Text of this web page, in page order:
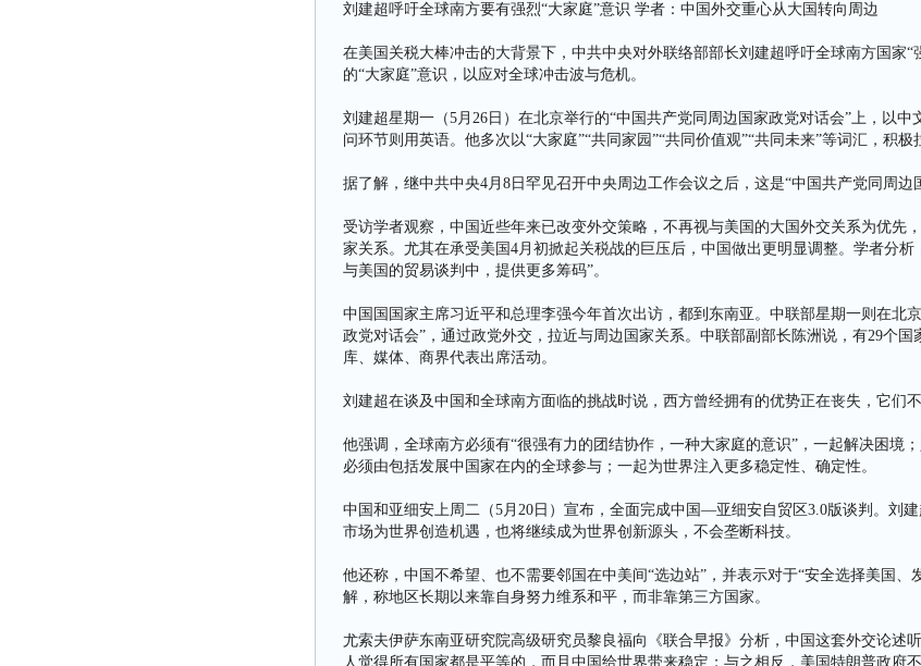
刘建超呼吁全球南方要有强烈“大家庭”意识 学者：中国外交重心从大国转向周边
在美国关税大棒冲击的大背景下，中共中央对外联络部部长刘建超呼吁全球南方国家“
的“大家庭”意识，以应对全球冲击波与危机。
刘建超星期一（5月26日）在北京举行的“中国共产党同周边国家政党对话会”上，以中
问环节则用英语。他多次以“大家庭”“共同家园”“共同价值观”“共同未来”等词汇，积极
据了解，继中共中央4月8日罕见召开中央周边工作会议之后，这是“中国共产党同周边
受访学者观察，中国近些年来已改变外交策略，不再视与美国的大国外交关系为优先
家关系。尤其在承受美国4月初掀起关税战的巨压后，中国做出更明显调整。学者分析
与美国的贸易谈判中，提供更多筹码”。
中国国国家主席习近平和总理李强今年首次出访，都到东南亚。中联部星期一则在北
政党对话会”，通过政党外交，拉近与周边国家关系。中联部副部长陈洲说，有29个国
库、媒体、商界代表出席活动。
刘建超在谈及中国和全球南方面临的挑战时说，西方曾经拥有的优势正在丧失，它们
他强调，全球南方必须有“很强有力的团结协作，一种大家庭的意识”，一起解决困境
必须由包括发展中国家在内的全球参与；一起为世界注入更多稳定性、确定性。
中国和亚细安上周二（5月20日）宣布，全面完成中国—亚细安自贸区3.0版谈判。刘
市场为世界创造机遇，也将继续成为世界创新源头，不会垄断科技。
他还称，中国不希望、也不需要邻国在中美间“选边站”，并表示对于“安全选择美国、
解，称地区长期以来靠自身努力维系和平，而非靠第三方国家。
尤索夫伊萨东南亚研究院高级研究员黎良福向《联合早报》分析，中国这套外交论述
人觉得所有国家都是平等的，而且中国给世界带来稳定；与之相反，美国特朗普政府